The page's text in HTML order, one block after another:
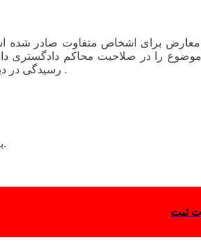
برای اشخاص متفاوت صادر شده
موضوع را در صلاحیت محاکم
رسیدگی در دیوان عدالت است لذا قرار رد شکایت صادر و اعلام می گردد .رای صادره قطعی است .
را کلیک کنید.
ثبت